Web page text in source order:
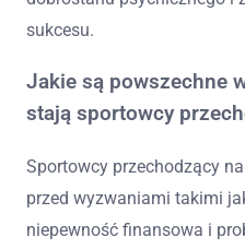
sukcesu.
Jakie są powszechne
stają sportowcy
Sportowcy przechodzący
przed wyzwaniami takimi
niepewność finansowa i